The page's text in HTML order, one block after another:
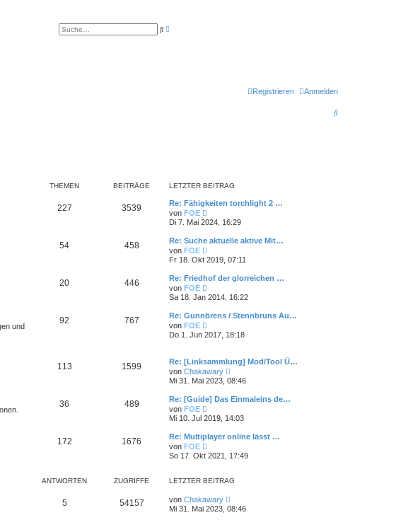
S
Anmelden
Registrieren
S
THEMEN BEITRÄGE LETZTER BEITRAG
227 3539
Re: Fähigkeiten torchlight 2 …
von FOE
e
u
s
e
B
r
a
Di 7. Mai 2024, 16:29
54 458
Re: Suche aktuelle aktive Mit…
von FOE
e
u
s
e
B
i
a
g
Fr 18. Okt 2019, 07:11
20 446
Re: Friedhof der glorreichen …
von FOE
e
u
e
s
e
e
i
t
a
g
Sa 18. Jan 2014, 16:22
und
92 767
Re: Gunnbrens / Stennbruns Au…
von FOE
e
u
t
e
r
e
t
a
g
Do 1. Jun 2017, 18:18
113 1599
Re: [Linksammlung] Mod/Tool Ü…
von Chakawary
e
u
e
s
e
B
i
a
Mi 31. Mai 2023, 08:46
36 489
Re: [Guide] Das Einmaleins de…
von FOE
e
u
e
s
e
e
t
r
Mi 10. Jul 2019, 14:03
172 1676
Re: Multiplayer online lässt …
von FOE
e
u
s
r
B
So 17. Okt 2021, 17:49
ANTWORTEN ZUGRIFFE LETZTER BEITRAG
5 54157 von Chakawary
Mi 31. Mai 2023, 08:46